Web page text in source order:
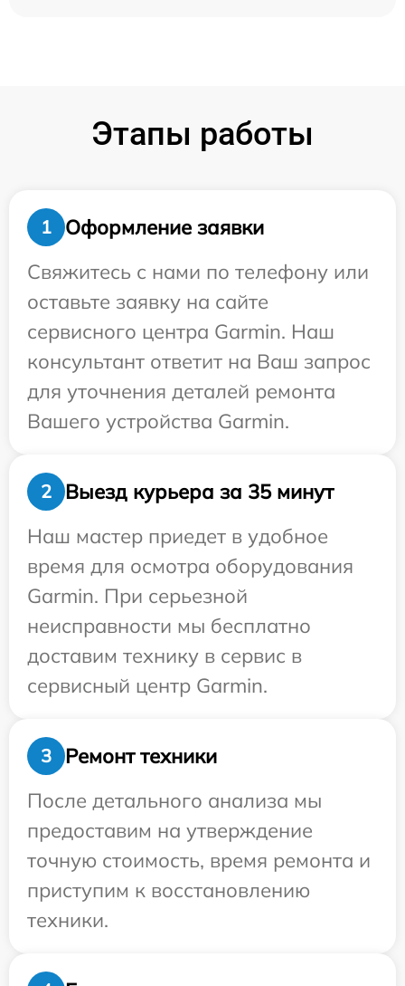
Этапы работы
1
Оформление заявки
Свяжитесь с нами по телефону или
оставьте заявку на сайте
сервисного центра Garmin. Наш
консультант ответит на Ваш запрос
для уточнения деталей ремонта
Вашего устройства Garmin.
2
Выезд курьера за 35 минут
Наш мастер приедет в удобное
время для осмотра оборудования
Garmin. При серьезной
неисправности мы бесплатно
доставим технику в сервис в
сервисный центр Garmin.
3
Ремонт техники
После детального анализа мы
предоставим на утверждение
точную стоимость, время ремонта и
приступим к восстановлению
техники.